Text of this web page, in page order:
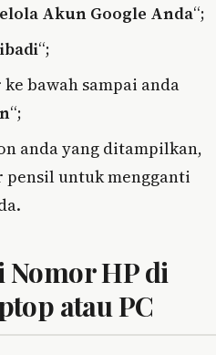
Akun Google Anda“;
“;
bawah sampai anda
“;
anda yang ditampilkan,
untuk mengganti
Nomor HP di
atau PC